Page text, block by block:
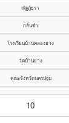
ณัฐฎ์ธรา
กลั่นขำ
โรงเรียนบ้านคลองยาง
วัดบ้านยาง
คณะจังหวัดนครปฐม
10